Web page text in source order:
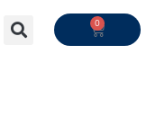
0
CART